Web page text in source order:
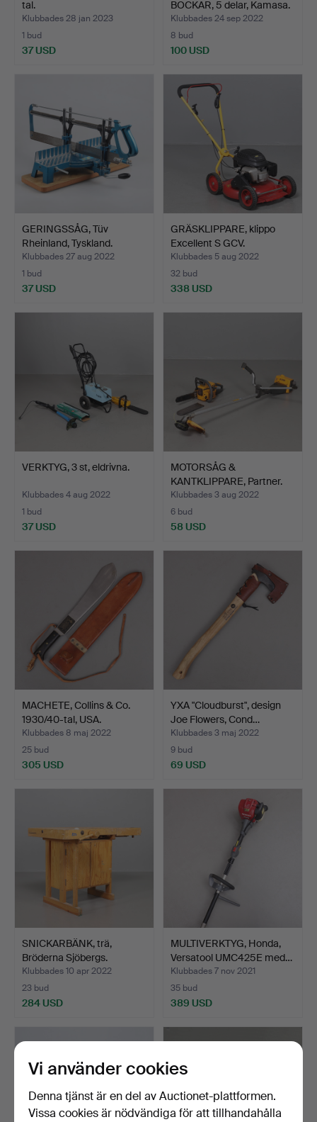
tal.
Klubbades 28 jan 2023
1 bud
37 USD
BOCKAR, 5 delar, Kamasa.
Klubbades 24 sep 2022
8 bud
100 USD
GERINGSSÅG, Tüv
Rheinland, Tyskland.
Klubbades 27 aug 2022
1 bud
37 USD
GRÄSKLIPPARE, klippo
Excellent S GCV.
Klubbades 5 aug 2022
32 bud
338 USD
VERKTYG, 3 st, eldrivna.
Klubbades 4 aug 2022
1 bud
37 USD
MOTORSÅG &
KANTKLIPPARE, Partner.
Klubbades 3 aug 2022
6 bud
58 USD
MACHETE, Collins & Co.
1930/40-tal, USA.
Klubbades 8 maj 2022
25 bud
305 USD
YXA "Cloudburst", design
Joe Flowers, Cond…
Klubbades 3 maj 2022
9 bud
69 USD
SNICKARBÄNK, trä,
Bröderna Sjöbergs.
Klubbades 10 apr 2022
23 bud
284 USD
MULTIVERKTYG, Honda,
Versatool UMC425E med…
Klubbades 7 nov 2021
35 bud
389 USD
Vi använder cookies
Denna tjänst är en del av Auctionet-plattformen.
Vissa cookies är nödvändiga för att tillhandahålla